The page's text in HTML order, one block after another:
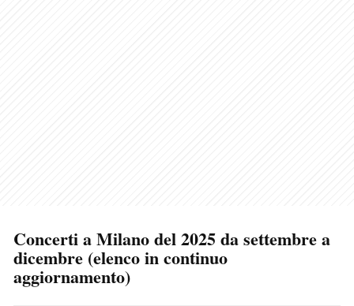
Concerti a Milano del 2025 da settembre a
dicembre (elenco in continuo
aggiornamento)